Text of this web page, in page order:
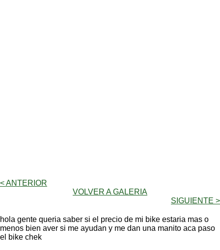
< ANTERIOR
VOLVER A GALERIA
SIGUIENTE >
hola gente queria saber si el precio de mi bike estaria mas o
menos bien aver si me ayudan y me dan una manito aca paso
el bike chek